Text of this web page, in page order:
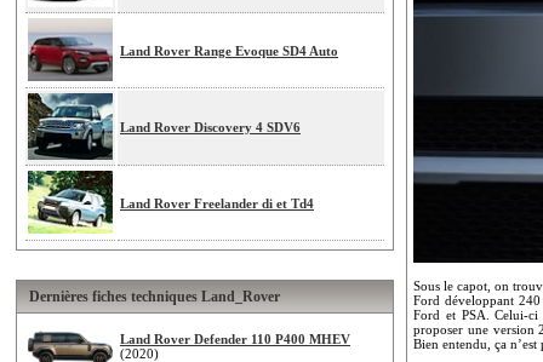
Land Rover Range Evoque SD4 Auto
Land Rover Discovery 4 SDV6
Land Rover Freelander di et Td4
Dernières fiches techniques Land_Rover
Land Rover Defender 110 P400 MHEV
(2020)
Sous le capot, on
Ford développant
Ford et PSA. Celui-
proposer une version
Bien entendu, ça